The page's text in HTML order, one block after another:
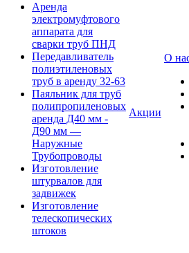
Аренда
электромуфтового
аппарата для
сварки труб ПНД
Передавливатель
полиэтиленовых
труб в аренду 32-63
Паяльник для труб
полипропиленовых
аренда Д40 мм -
Д90 мм —
Наружные
Трубопроводы
Изготовление
штурвалов для
задвижек
Изготовление
телескопических
штоков
Акции
О